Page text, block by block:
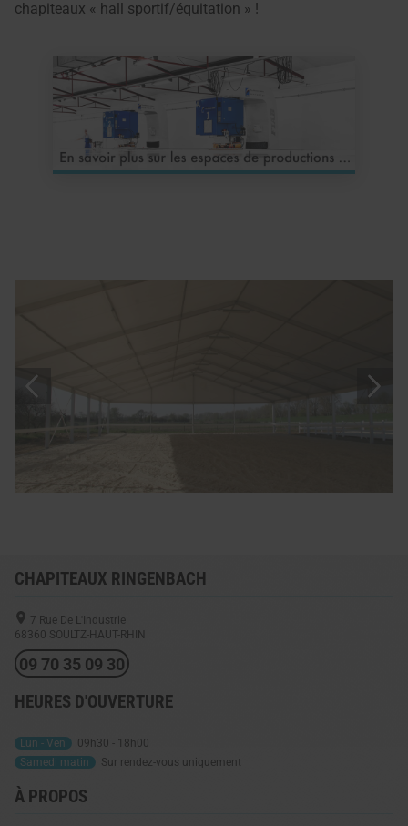
chapiteaux « hall sportif/équitation » !
CHAPITEAUX RINGENBACH
7 Rue De L'Industrie
68360 SOULTZ-HAUT-RHIN
09 70 35 09 30
HEURES D'OUVERTURE
Lun - Ven
09h30 - 18h00
Samedi matin
Sur rendez-vous uniquement
À PROPOS